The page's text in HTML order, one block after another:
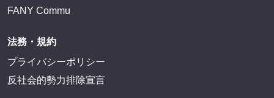
FANYサービス
FANY